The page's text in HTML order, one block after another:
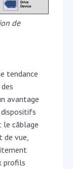
de
tendance
avantage
dispositifs
le câblage
de vue,
profils